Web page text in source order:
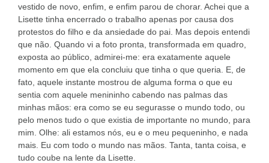
vestido de novo, enfim, e enfim parou de chorar. Achei que a
Lisette tinha encerrado o trabalho apenas por causa dos
protestos do filho e da ansiedade do pai. Mas depois entendi
que não. Quando vi a foto pronta, transformada em quadro,
exposta ao público, admirei-me: era exatamente aquele
momento em que ela concluiu que tinha o que queria. E, de
fato, aquele instante mostrou de alguma forma o que eu
sentia com aquele menininho cabendo nas palmas das
minhas mãos: era como se eu segurasse o mundo todo, ou
pelo menos tudo o que existia de importante no mundo, para
mim. Olhe: ali estamos nós, eu e o meu pequeninho, e nada
mais. Eu com todo o mundo nas mãos. Tanta, tanta coisa, e
tudo coube na lente da Lisette.